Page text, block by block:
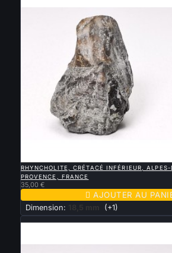
RHYNCHOLITE, CRÉTACÉ INFÉRIEUR,
PROVENCE, FRANCE
35,00 €
 AJOUTER AU
Dimension: 18,5 mm (+1)
Nouveau